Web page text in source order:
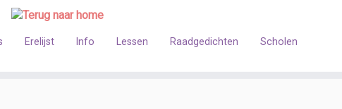
Erelijst Info Lessen Raadgedichten Scholen